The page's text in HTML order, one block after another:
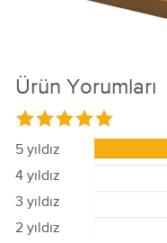
Ürün Yorumları
5 yıldız
4 yıldız
3 yıldız
2 yıldız